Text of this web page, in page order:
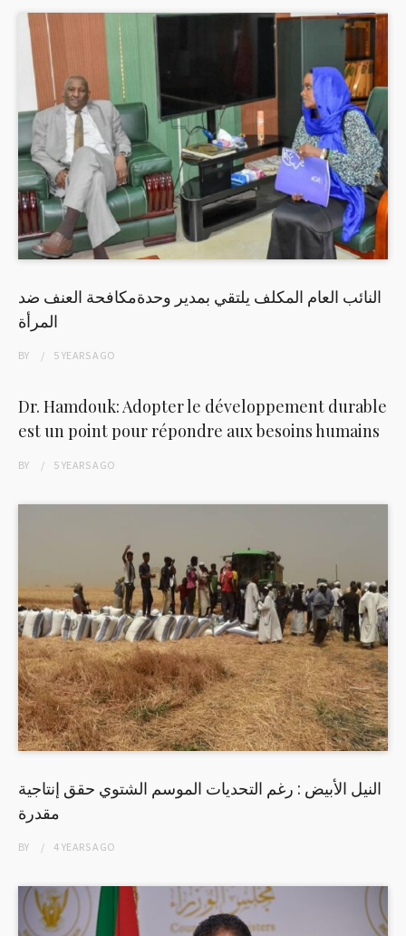
النائب العام المكلف يلتقي بمدير وحدةمكافحة العنف ضد
المرأة
BY 5 YEARSAGO
Dr. Hamdouk: Adopter le développement durable
est un point pour répondre aux besoins humains
BY 5 YEARSAGO
النيل الأبيض : رغم التحديات الموسم الشتوي حقق إنتاجية
مقدرة
BY 4 YEARSAGO